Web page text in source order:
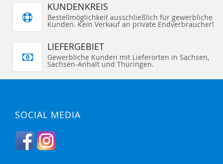
KUNDENKREIS
Bestellmöglichkeit ausschließlich für gewerbliche
Kunden. Kein Verkauf an private Endverbraucher!
LIEFERGEBIET
Gewerbliche Kunden mit Lieferorten in Sachsen,
Sachsen-Anhalt und Thüringen.
SOCIAL MEDIA